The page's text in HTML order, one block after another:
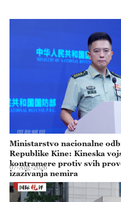
Ministarstvo nacionalne
Republike Kine: Kineska
kontramere protiv svih
izazivanja nemira
07-Aug-2026